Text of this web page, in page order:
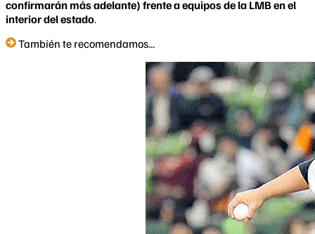
confirmarán más adelante) frente a equipos de la LMB en el
interior del estado.
También te recomendamos...